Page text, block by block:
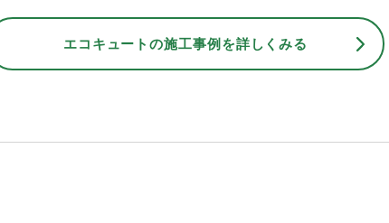
エコキュートの施工事例を詳しくみる